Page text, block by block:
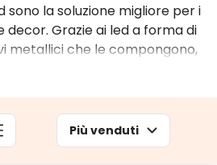
sono la soluzione migliore per i
Grazie ai led a forma di
metallici che le compongono,
luce per creare
sia a batteria che a
Più venduti